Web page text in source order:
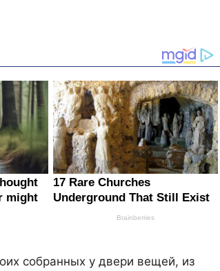
собранных у двери вещей, из